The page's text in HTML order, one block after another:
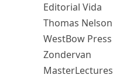
Editorial Vida
Thomas Nelson
WestBow Press
Zondervan
MasterLectures